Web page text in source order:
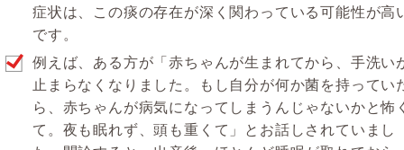
症状は、この痰の存在が深く関わっている可能性が高
です。
例えば、ある方が「赤ちゃんが生まれてから、手洗い
止まらなくなりました。もし自分が何か菌を持ってい
ら、赤ちゃんが病気になってしまうんじゃないかと怖く
て。夜も眠れず、頭も重くて」とお話しされていまし